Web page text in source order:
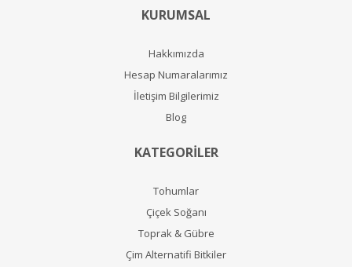
KURUMSAL
Hakkımızda
Hesap Numaralarımız
İletişim Bilgilerimiz
Blog
KATEGORİLER
Tohumlar
Çiçek Soğanı
Toprak & Gübre
Çim Alternatifi Bitkiler